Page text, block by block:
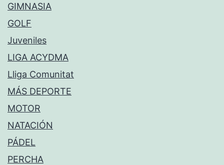
GIMNASIA
GOLF
Juveniles
LIGA ACYDMA
Lliga Comunitat
MÁS DEPORTE
MOTOR
NATACIÓN
PÁDEL
PERCHA